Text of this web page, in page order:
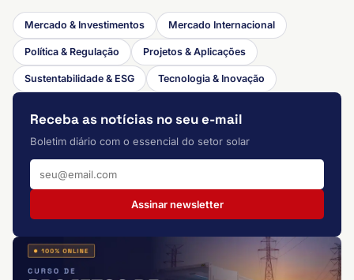
Mercado & Investimentos Mercado Internacional
Política & Regulação Projetos & Aplicações
Sustentabilidade & ESG Tecnologia & Inovação
Receba as notícias no seu e-mail
Boletim diário com o essencial do setor solar
Assinar newsletter